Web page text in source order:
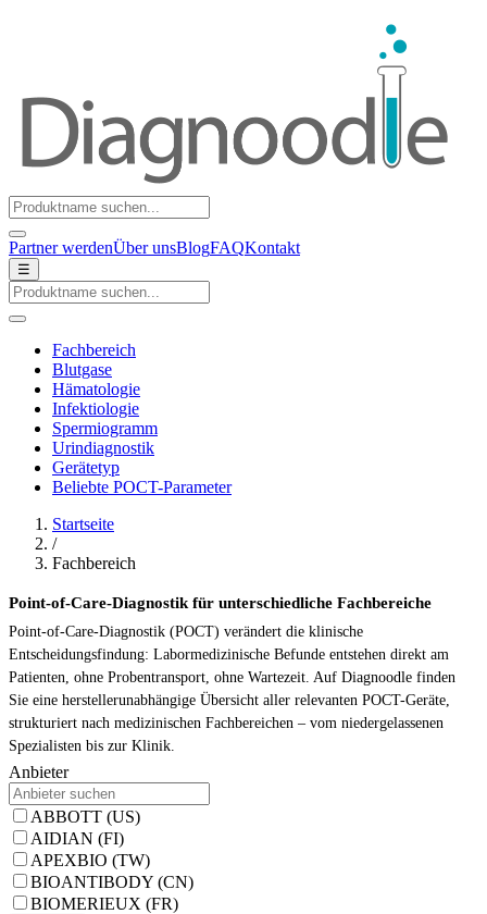
Partner werdenÜber unsBlogFAQKontakt
☰
Fachbereich
Blutgase
Hämatologie
Infektiologie
Spermiogramm
Urindiagnostik
Gerätetyp
Beliebte POCT-Parameter
Startseite
/
Fachbereich
Point-of-Care-Diagnostik für unterschiedliche Fachbereiche
Point-of-Care-Diagnostik (POCT) verändert die klinische
Entscheidungsfindung: Labormedizinische Befunde entstehen direkt am
Patienten, ohne Probentransport, ohne Wartezeit. Auf Diagnoodle finden
Sie eine herstellerunabhängige Übersicht aller relevanten POCT-Geräte,
strukturiert nach medizinischen Fachbereichen – vom niedergelassenen
Spezialisten bis zur Klinik.
Anbieter
ABBOTT (US)
AIDIAN (FI)
APEXBIO (TW)
BIOANTIBODY (CN)
BIOMERIEUX (FR)